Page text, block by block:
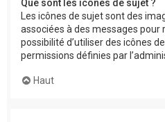
Que sont les icônes de sujet ?
Les icônes de sujet sont des
associées à des messages pour
possibilité d’utiliser des icônes
permissions définies par
Haut